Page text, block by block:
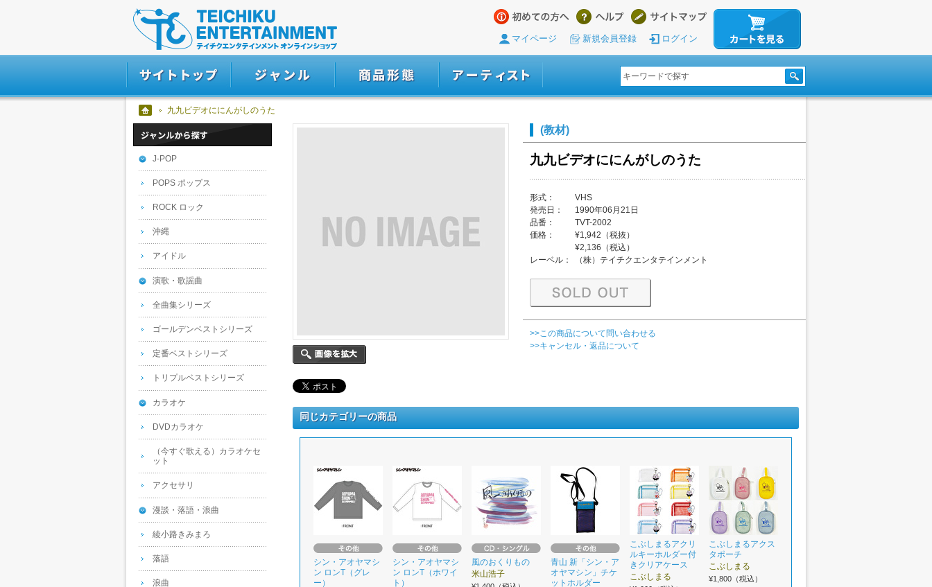
マイページ 新規会員登録 ログイン
九九ビデオににんがしのうた
(教材)
九九ビデオににんがしのうた
形式：
VHS
発売日：
1990年06月21日
品番：
TVT-2002
価格：
¥1,942（税抜）
¥2,136（税込）
レーベル：
（株）テイチクエンタテインメント
>>この商品について問い合わせる
>>キャンセル・返品について
同じカテゴリーの商品
シン・アオヤマシ
ン ロンT（グレ
ー）
シン・アオヤマシ
ン ロンT（ホワイ
ト）
風のおくりもの
米山浩子
青山 新「シン・ア
オヤマシン」チケ
ットホルダー
こぶしまるアクリ
ルキーホルダー付
きクリアケース
こぶしまる
こぶしまるアクス
タポーチ
こぶしまる
¥1,800（税込）
J-POP
POPS ポップス
ROCK ロック
沖縄
アイドル
演歌・歌謡曲
全曲集シリーズ
ゴールデンベストシリーズ
定番ベストシリーズ
トリプルベストシリーズ
カラオケ
DVDカラオケ
（今すぐ歌える）カラオケセ
ット
アクセサリ
漫談・落語・浪曲
綾小路きみまろ
落語
浪曲